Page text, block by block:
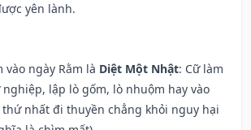
yên lành.
vào ngày Rằm là Diệt Một Nhật: Cữ làm
lập lò gốm, lò nhuộm hay vào
nhất đi thuyền chẳng khỏi nguy hại